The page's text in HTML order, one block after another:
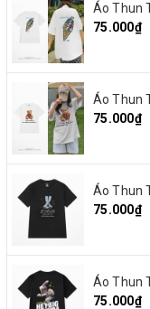
75.000₫
75.000₫
75.000₫
75.000₫